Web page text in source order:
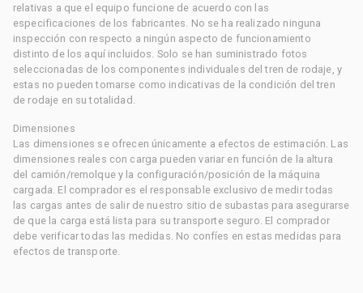
relativas a que el equipo funcione de acuerdo con las
especificaciones de los fabricantes. No se ha realizado ninguna
inspección con respecto a ningún aspecto de funcionamiento
distinto de los aquí incluidos. Solo se han suministrado fotos
seleccionadas de los componentes individuales del tren de rodaje, y
estas no pueden tomarse como indicativas de la condición del tren
de rodaje en su totalidad.
Dimensiones
Las dimensiones se ofrecen únicamente a efectos de estimación. Las
dimensiones reales con carga pueden variar en función de la altura
del camión/remolque y la configuración/posición de la máquina
cargada. El comprador es el responsable exclusivo de medir todas
las cargas antes de salir de nuestro sitio de subastas para asegurarse
de que la carga está lista para su transporte seguro. El comprador
debe verificar todas las medidas. No confíes en estas medidas para
efectos de transporte.